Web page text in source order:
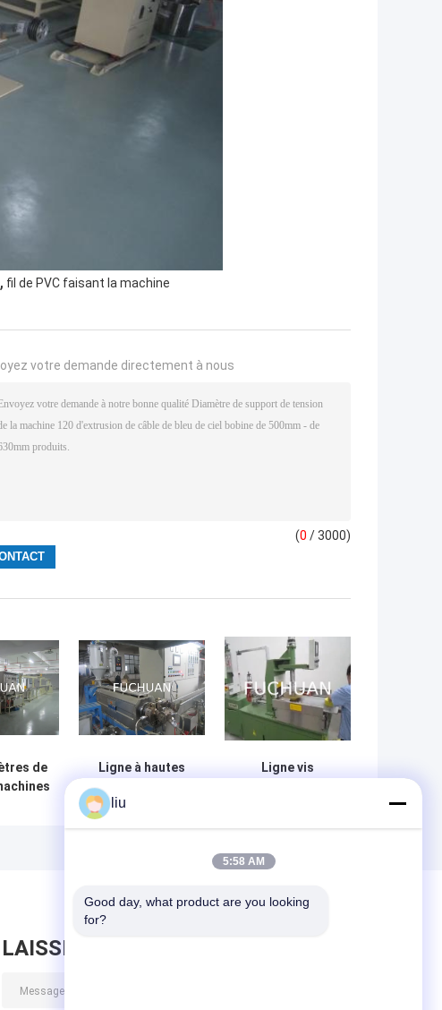
, fil de PVC faisant la machine
votre demande directement à nous
(0 / 3000)
de
Ligne à hautes
températures
type horizontal
Ligne vis
millimètres
LAISSEZ UN MESSAGE
liu
5:58 AM
Good day, what product are you looking
for?